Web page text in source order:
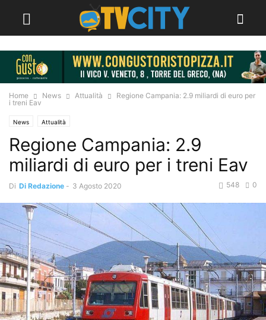
Home News Attualità
Regione Campania: 2.9 miliardi di euro per
i treni Eav
News Attualità
Regione Campania: 2.9
miliardi di euro per i treni Eav
Di Di Redazione - 3 Agosto 2020 0
548